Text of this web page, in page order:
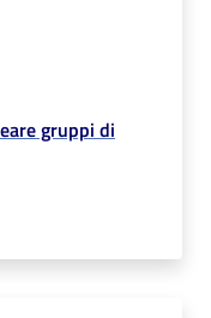
gruppi di